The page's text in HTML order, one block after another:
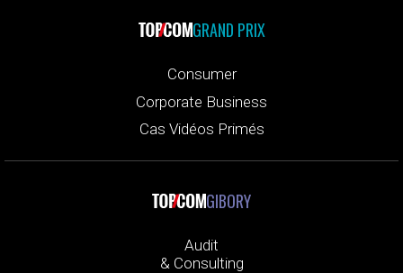
GRAND PRIX
Consumer
Corporate Business
Cas Vidéos Primés
GIBORY
Audit
& Consulting